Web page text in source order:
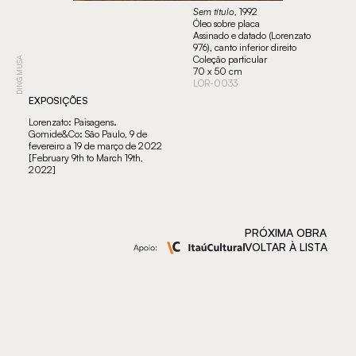
DING MUSA
Sem título, 1992
Óleo sobre placa
Assinado e datado (Lorenzato
976), canto inferior direito
Coleção particular
70 x 50 cm
LOR-0033
EXPOSIÇÕES
Lorenzato: Paisagens.
Gomide&Co: São Paulo, 9 de
fevereiro a 19 de março de 2022
[February 9th to March 19th,
2022]
PRÓXIMA OBRA
VOLTAR À LISTA